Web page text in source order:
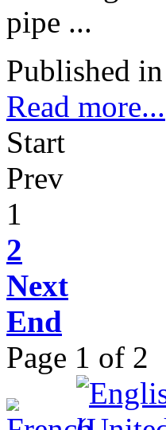
pipe ...
Published in
Read more...
Start
Prev
1
2
Next
End
Page 1 of 2